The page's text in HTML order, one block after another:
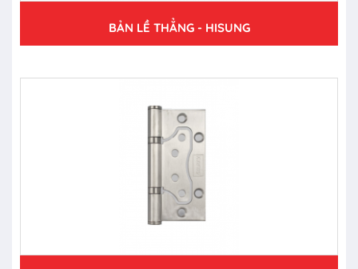
BẢN LỀ THẲNG - HISUNG